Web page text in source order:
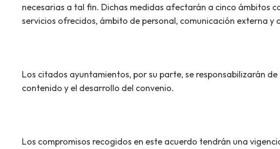
necesarias a tal fin. Dichas medidas afectarán a cinco ámbitos
servicios ofrecidos, ámbito de personal, comunicación externa y
Los citados ayuntamientos, por su parte, se responsabilizarán
contenido y el desarrollo del convenio.
Los compromisos recogidos en este acuerdo tendrán una